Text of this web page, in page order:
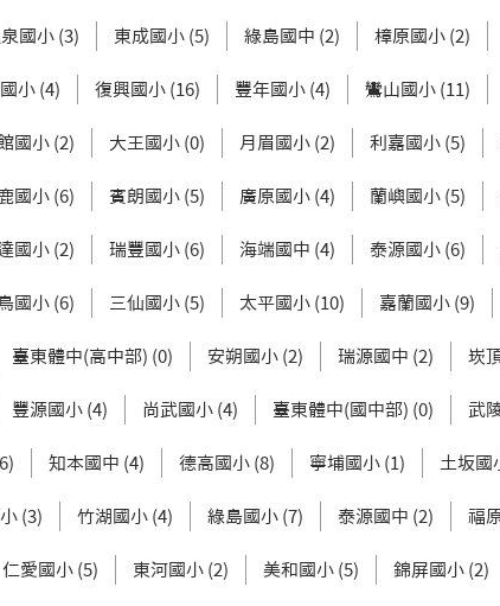
國小 (3) 東成國小 (5) 綠島國中 (2) 樟原國小 (2)
小 (4) 復興國小 (16) 豐年國小 (4) 鸞山國小 (11)
國小 (2) 大王國小 (0) 月眉國小 (2) 利嘉國小 (5)
國小 (6) 賓朗國小 (5) 廣原國小 (4) 蘭嶼國小 (5)
國小 (2) 瑞豐國小 (6) 海端國中 (4) 泰源國小 (6)
國小 (6) 三仙國小 (5) 太平國小 (10) 嘉蘭國小 (9)
臺東體中(高中部) (0) 安朔國小 (2) 瑞源國中 (2) 崁
豐源國小 (4) 尚武國小 (4) 臺東體中(國中部) (0) 武
知本國中 (4) 德高國小 (8) 寧埔國小 (1) 土坂國
(3) 竹湖國小 (4) 綠島國小 (7) 泰源國中 (2) 福
仁愛國小 (5) 東河國小 (2) 美和國小 (5) 錦屏國小 (2)